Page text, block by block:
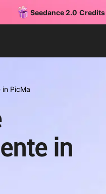
PicMa
in
Seedance 2.0 Credits